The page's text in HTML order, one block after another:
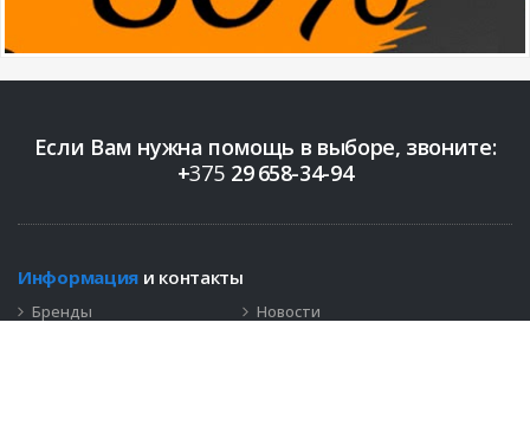
Если Вам нужна помощь в выборе, звоните:
+375 29658-34-94
Информация и контакты
Бренды
Новости